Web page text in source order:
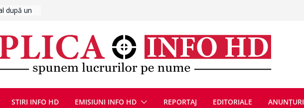
reunite
la cea de-
de
înSTIRI INFO HD EMISIUNI INFO HD REPORTAJ EDITORIALE ANUNȚURI